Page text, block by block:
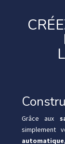
Grâce aux
simplement
automatique